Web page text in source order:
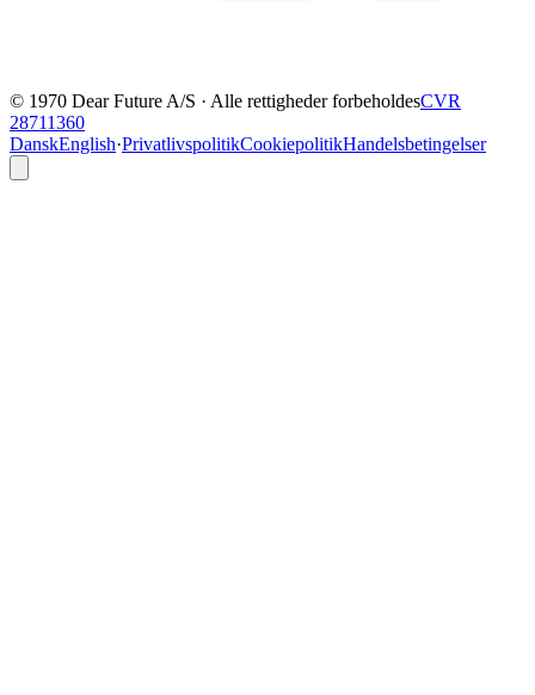
© 1970 Dear Future A/S · Alle rettigheder forbeholdesCVR
28711360
DanskEnglish·PrivatlivspolitikCookiepolitikHandelsbetingelser